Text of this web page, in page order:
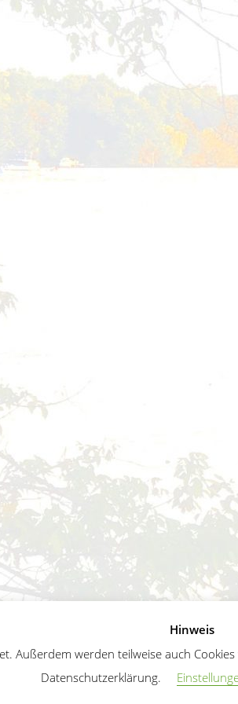
Hinweis
Außerdem werden teilweise auch
Datenschutzerklärung.